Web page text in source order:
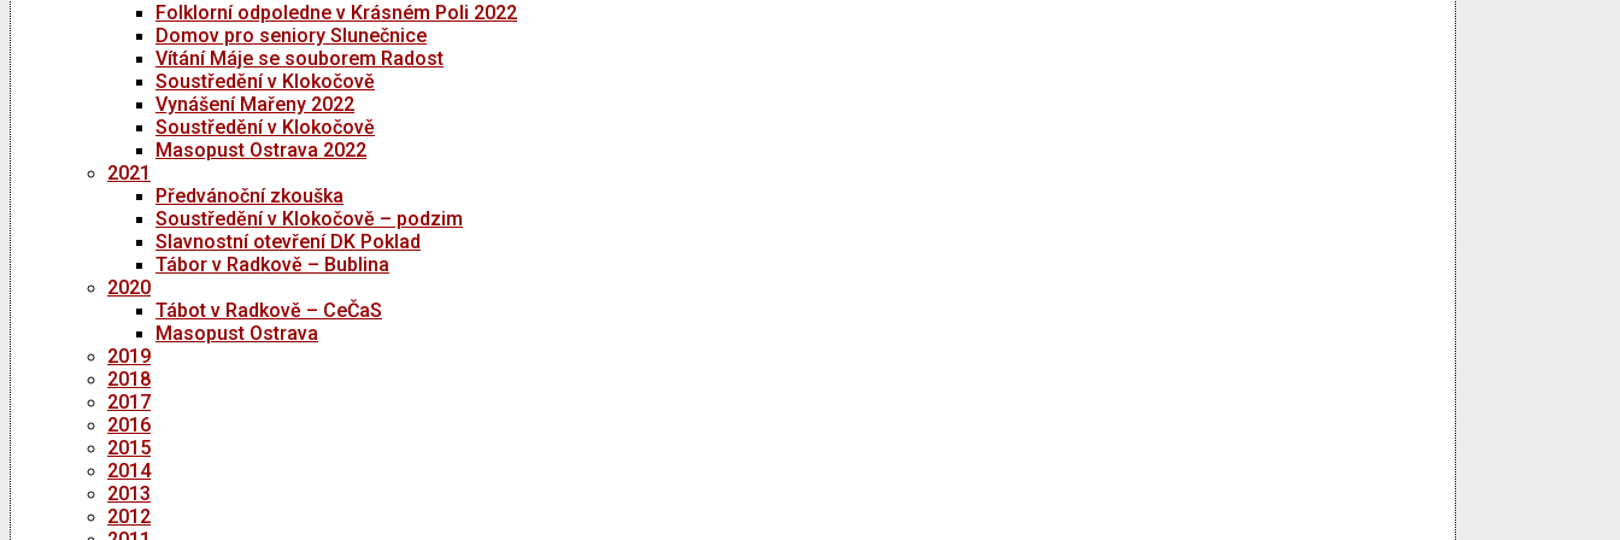
Folklorní odpoledne v Krásném Poli 2022
Domov pro seniory Slunečnice
Vítání Máje se souborem Radost
Soustředění v Klokočově
Vynášení Mařeny 2022
Soustředění v Klokočově
Masopust Ostrava 2022
2021
Předvánoční zkouška
Soustředění v Klokočově – podzim
Slavnostní otevření DK Poklad
Tábor v Radkově – Bublina
2020
Tábot v Radkově – CeČaS
Masopust Ostrava
2019
2018
2017
2016
2015
2014
2013
2012